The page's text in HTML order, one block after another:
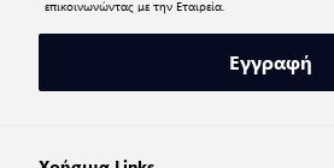
επικοινωνώντας με την Εταιρεία.
Εγγραφή